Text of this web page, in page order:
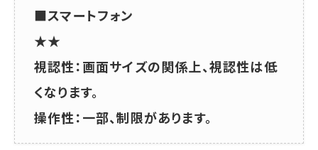
■スマートフォン
★★
視認性：画面サイズの関係上、視認性は低
くなります。
操作性：一部、制限があります。